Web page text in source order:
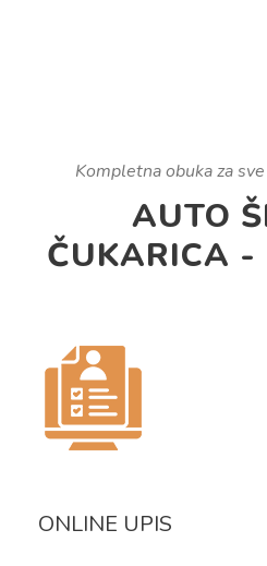
Kompletna obuka za
AUTO
ČUKARICA -
ONLINE UPIS